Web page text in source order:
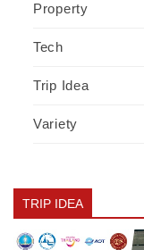
Property
Tech
Trip Idea
Variety
TRIP IDEA